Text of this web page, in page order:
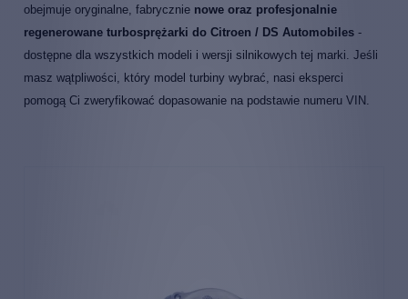
obejmuje oryginalne, fabrycznie nowe oraz profesjonalnie
regenerowane turbosprężarki do Citroen / DS Automobiles -
dostępne dla wszystkich modeli i wersji silnikowych tej marki. Jeśli
masz wątpliwości, który model turbiny wybrać, nasi eksperci
pomogą Ci zweryfikować dopasowanie na podstawie numeru VIN.